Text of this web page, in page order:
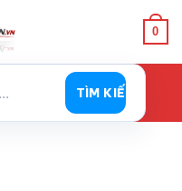
0
TÌM KIẾM